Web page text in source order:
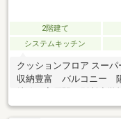
2階建て
システムキッチン
クッションフロア スー
収納豊富 バルコニー
崎線 宮原駅 別所小学